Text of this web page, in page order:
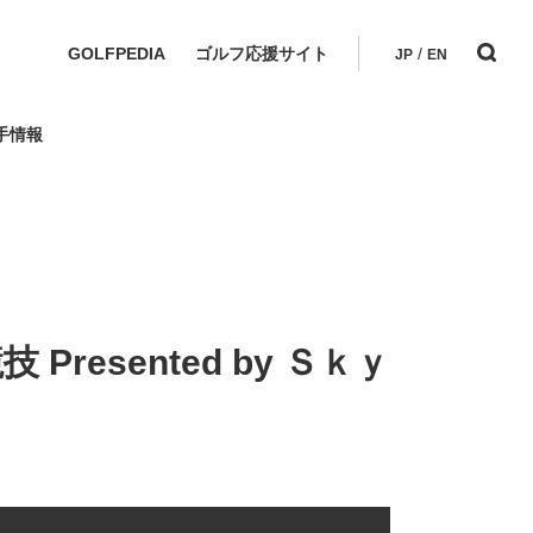
GOLFPEDIA ゴルフ応援サイト JP / EN
情報
Presented by Ｓｋｙ